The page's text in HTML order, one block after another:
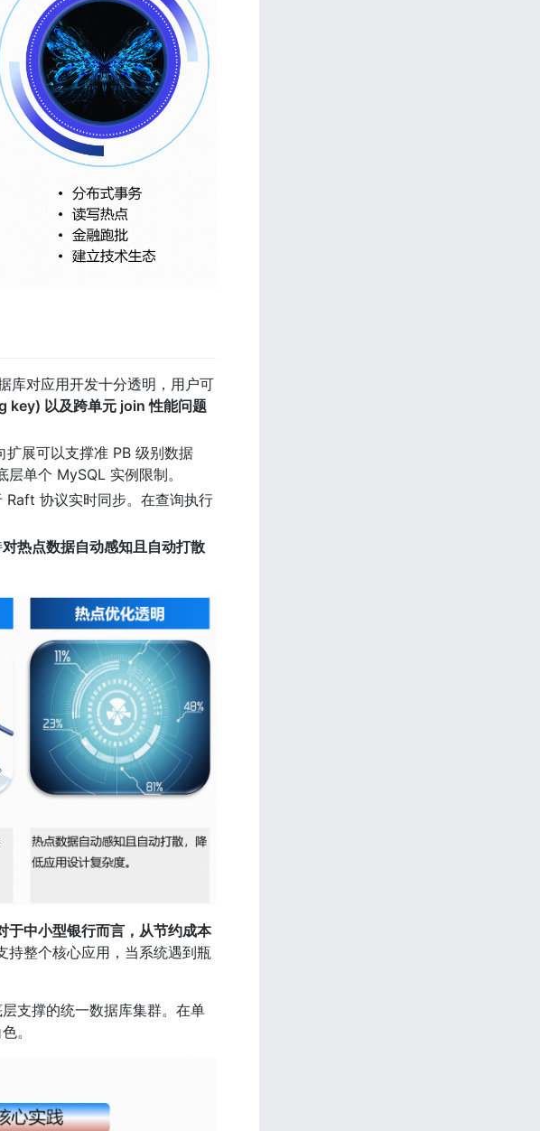
库对应用开发十分透明，用户可
key) 以及跨单元 join 性能问题
扩展可以支撑准 PB 级别数据
单个 MySQL 实例限制。
Raft 协议实时同步。在查询执行
对热点数据自动感知且自动打散
于中小型银行而言，从节约成本
持整个核心应用，当系统遇到瓶
支撑的统一数据库集群。在单
。